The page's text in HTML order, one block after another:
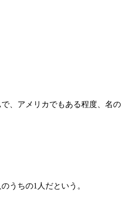
、アメリカでもある程度、名の
うちの1人だという。